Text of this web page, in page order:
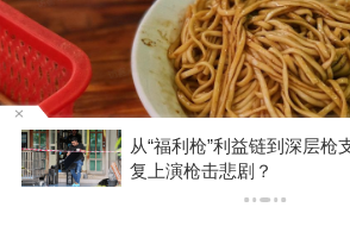
中国东方电气集团有限公司
宋致远接受审查调查